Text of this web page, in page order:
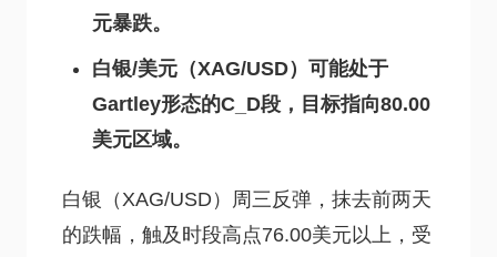
元暴跌。
白银/美元（XAG/USD）可能处于
Gartley形态的C_D段，目标指向80.00
美元区域。
白银（XAG/USD）周三反弹，抹去前两天
的跌幅，触及时段高点76.00美元以上，受